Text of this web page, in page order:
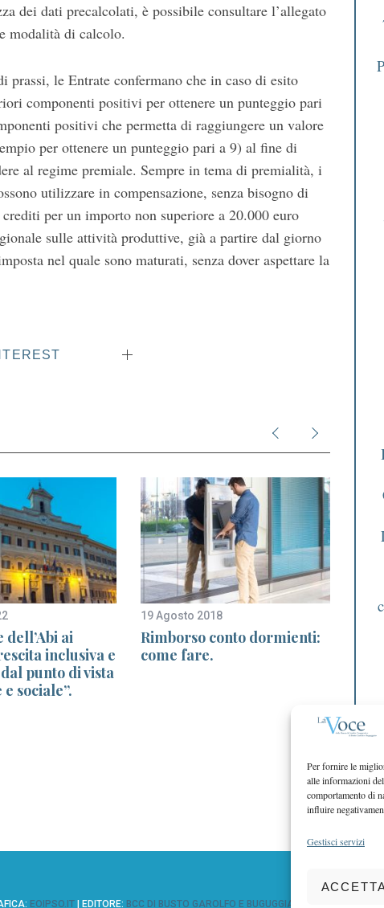
Per fornire le
alle informazioni
comportamento di
influire
Gestisci servizi
dei dati precalcolati, è possibile consultare l’allegato
modalità di calcolo.
prassi, le Entrate confermano che in caso di esito
componenti positivi per ottenere un punteggio pari
positivi che permetta di raggiungere un valore
per ottenere un punteggio pari a 9) al fine di
al regime premiale. Sempre in tema di premialità, i
utilizzare in compensazione, senza bisogno di
per un importo non superiore a 20.000 euro
sulle attività produttive, già a partire dal giorno
nel quale sono maturati, senza dover aspettare la
dell’Abi ai
inclusiva e
punto di vista
sociale”.
19 Agosto 2018
Rimborso conto dormienti:
come fare.
17
EOIPSO.IT | EDITORE: BCC DI BUSTO GAROLFO E BUGUGGIATE